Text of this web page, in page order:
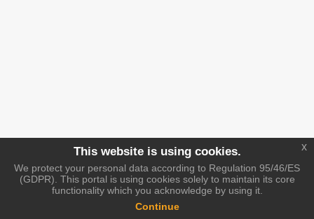
This website is using cookies.
We protect your personal data according to Regulation 95/46/ES
(GDPR). This portal is using cookies solely to maintain its core
functionality which you acknowledge by using it.
Continue
x